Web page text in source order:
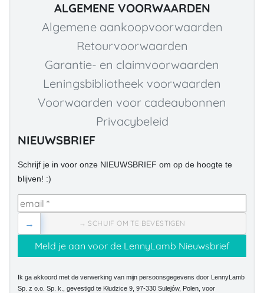
ALGEMENE VOORWAARDEN
Algemene aankoopvoorwaarden
Retourvoorwaarden
Garantie- en claimvoorwaarden
Leningsbibliotheek voorwaarden
Voorwaarden voor cadeaubonnen
Privacybeleid
NIEUWSBRIEF
Schrijf je in voor onze NIEUWSBRIEF om op de hoogte te
blijven! :)
→ SCHUIF OM TE BEVESTIGEN
→
Ik ga akkoord met de verwerking van mijn persoonsgegevens door LennyLamb
Sp. z o.o. Sp. k., gevestigd te Kłudzice 9, 97-330 Sulejów, Polen, voor